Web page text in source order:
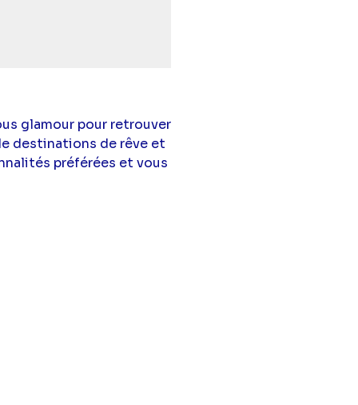
glamour pour retrouver
destinations de rêve et
préférées et vous